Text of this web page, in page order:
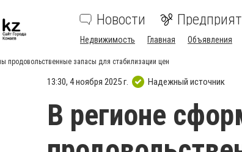
Новости
Недвижимость Главная Объявления
продовольственные запасы для стабилизации цен
13:30, 4 ноября 2025 г. Надежный источник
В регионе